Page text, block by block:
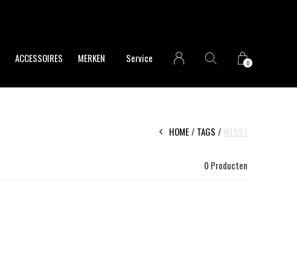
ACCESSOIRES MERKEN Service 0
HOME TAGS WL697
0 Producten